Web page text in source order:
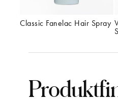
Classic Fanelac Hair Spray